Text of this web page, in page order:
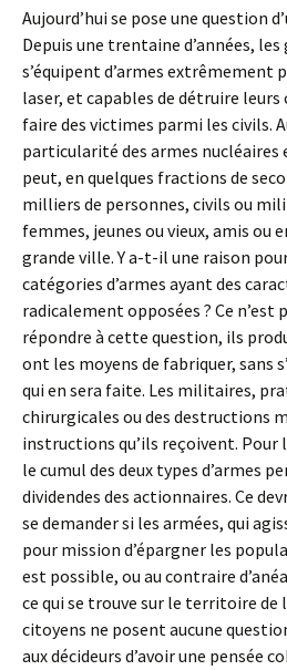
Aujourd’hui se pose une question
Depuis une trentaine d’années, les
s’équipent d’armes extrêmement
laser, et capables de détruire
faire des victimes parmi les civils.
particularité des armes nucléaires
peut, en quelques fractions de
milliers de personnes, civils ou
femmes, jeunes ou vieux, amis ou
grande ville. Y a-t-il une raison
catégories d’armes ayant des
radicalement opposées ? Ce n’est
répondre à cette question, ils
ont les moyens de fabriquer, sans
qui en sera faite. Les militaires,
chirurgicales ou des destructions
instructions qu’ils reçoivent. Pour
le cumul des deux types d’armes
dividendes des actionnaires. Ce
se demander si les armées, qui
pour mission d’épargner les
est possible, ou au contraire
ce qui se trouve sur le territoire de
citoyens ne posent aucune
aux décideurs d’avoir une pensée